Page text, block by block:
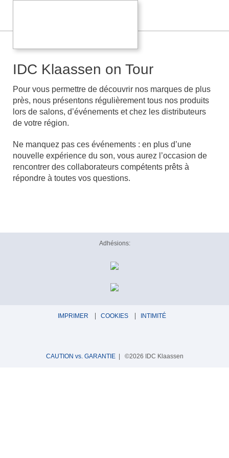
IDC Klaassen on Tour
Pour vous permettre de découvrir nos marques de plus
près, nous présentons régulièrement tous nos produits
lors de salons, d’événements et chez les distributeurs
de votre région.
Ne manquez pas ces événements : en plus d’une
nouvelle expérience du son, vous aurez l’occasion de
rencontrer des collaborateurs compétents prêts à
répondre à toutes vos questions.
Adhésions:
IMPRIMER COOKIES INTIMITÉ
CAUTION vs. GARANTIE| ©2026 IDC Klaassen